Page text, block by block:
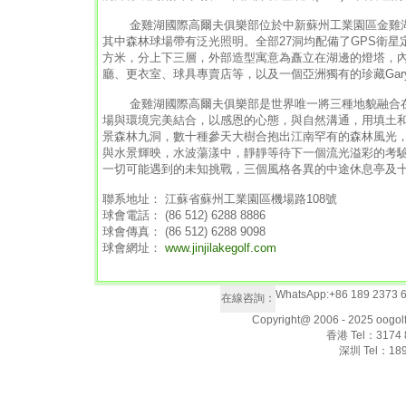
金雞湖國際高爾夫俱樂部位於中新蘇州工業園區金雞
其中森林球場帶有泛光照明。全部27洞均配備了GPS衛
方米，分上下三層，外部造型寓意為矗立在湖邊的燈塔，
廳、更衣室、球具專賣店等，以及一個亞洲獨有的珍藏
金雞湖國際高爾夫俱樂部是世界唯一將三種地貌融合
場與環境完美結合，以感恩的心態，與自然溝通，用填土
景森林九洞，數十種參天大樹合抱出江南罕有的森林風光
與水景輝映，水波蕩漾中，靜靜等待下一個流光溢彩的
一切可能遇到的未知挑戰，三個風格各異的中途休息亭及
聯系地址： 江蘇省蘇州工業園區機場路108號
球會電話： (86 512) 6288 8886
球會傳真： (86 512) 6288 9098
球會網址： www.jinjilakegolf.com